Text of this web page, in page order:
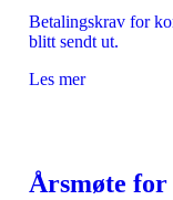
Betalingskrav for
blitt sendt ut.
Les mer
Årsmøte for